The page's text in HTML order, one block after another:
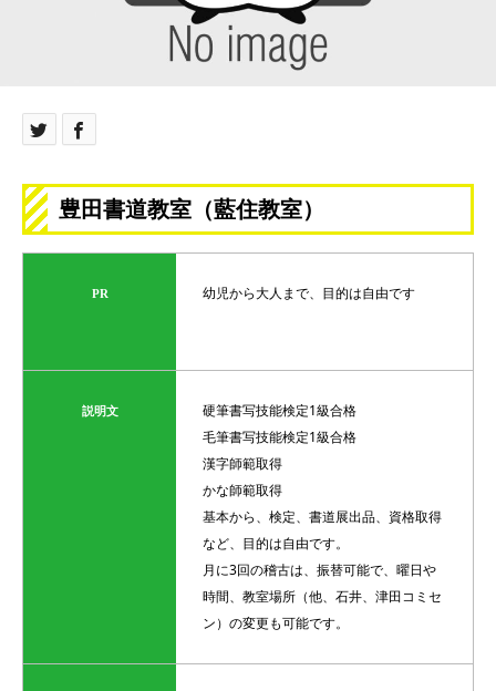
豊田書道教室（藍住教室）
PR 幼児から大人まで、目的は自由です
説明文
硬筆書写技能検定1級合格
毛筆書写技能検定1級合格
漢字師範取得
かな師範取得
基本から、検定、書道展出品、資格取得
など、目的は自由です。
月に3回の稽古は、振替可能で、曜日や
時間、教室場所（他、石井、津田コミセ
ン）の変更も可能です。